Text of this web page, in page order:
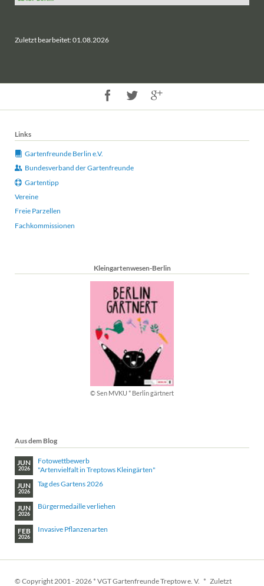
Zuletzt bearbeitet: 01.08.2026
Links
Gartenfreunde Berlin e.V.
Bundesverband der Gartenfreunde
Gartentipp
Vereine
Freie Parzellen
Fachkommissionen
Kleingartenwesen-Berlin
© Sen MVKU * Berlin gärtnert
Aus dem Blog
JUN
2026
Fotowettbewerb
"Artenvielfalt in Treptows Kleingärten"
JUN
2026
Tag des Gartens 2026
JUN
2026
Bürgermedaille verliehen
FEB
2026
Invasive Pflanzenarten
© Copyright 2001 - 2026 * VGT Gartenfreunde Treptow e. V. * Zuletzt